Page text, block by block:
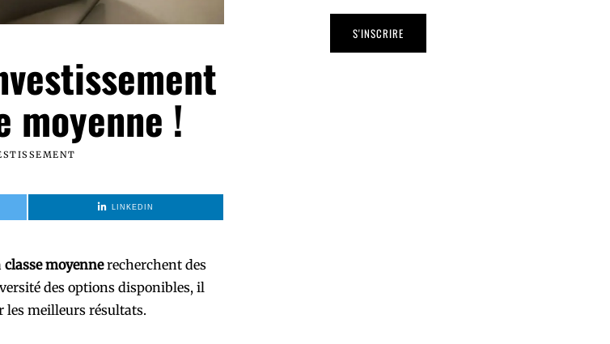
moyenne !
LINKEDIN
classe moyennerecherchent des
des options disponibles, il
meilleurs résultats.